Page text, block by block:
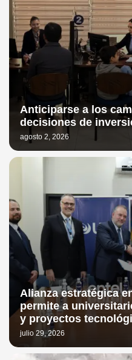
Anticiparse a los
decisiones de
agosto 2, 2026
Alianza estratégica
permite a
y proyectos
julio 29, 2026